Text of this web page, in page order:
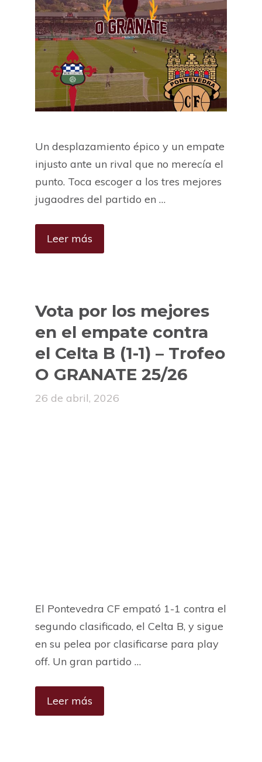
Un desplazamiento épico y un empate
injusto ante un rival que no merecía el
punto. Toca escoger a los tres mejores
jugaodres del partido en …
Leer más
Vota por los mejores
en el empate contra
el Celta B (1-1) – Trofeo
O GRANATE 25/26
26 de abril, 2026
El Pontevedra CF empató 1-1 contra el
segundo clasificado, el Celta B, y sigue
en su pelea por clasificarse para play
off. Un gran partido …
Leer más